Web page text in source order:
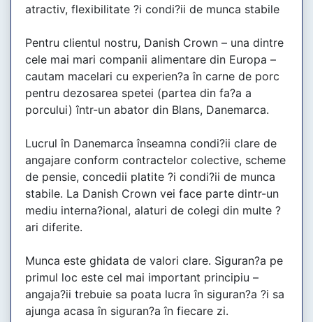
atractiv, flexibilitate ?i condi?ii de munca stabile
Pentru clientul nostru, Danish Crown – una dintre
cele mai mari companii alimentare din Europa –
cautam macelari cu experien?a în carne de porc
pentru dezosarea spetei (partea din fa?a a
porcului) într-un abator din Blans, Danemarca.
Lucrul în Danemarca înseamna condi?ii clare de
angajare conform contractelor colective, scheme
de pensie, concedii platite ?i condi?ii de munca
stabile. La Danish Crown vei face parte dintr-un
mediu interna?ional, alaturi de colegi din multe ?
ari diferite.
Munca este ghidata de valori clare. Siguran?a pe
primul loc este cel mai important principiu –
angaja?ii trebuie sa poata lucra în siguran?a ?i sa
ajunga acasa în siguran?a în fiecare zi.